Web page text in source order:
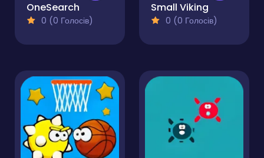
OneSearch
0 (0 Голосів)
Small Viking
0 (0 Голосів)